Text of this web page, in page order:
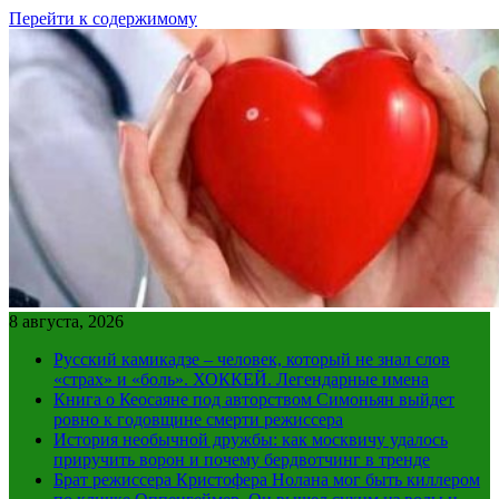
Перейти к содержимому
8 августа, 2026
Русский камикадзе – человек, который не знал слов
«страх» и «боль». ХОККЕЙ. Легендарные имена
Книга о Кеосаяне под авторством Симоньян выйдет
ровно к годовщине смерти режиссера
История необычной дружбы: как москвичу удалось
приручить ворон и почему бердвотчинг в тренде
Брат режиссера Кристофера Нолана мог быть киллером